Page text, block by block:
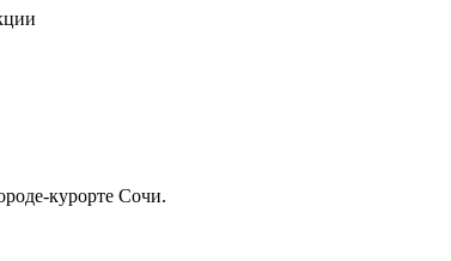
курорте Сочи.